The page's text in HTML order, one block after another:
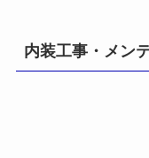
内装工事・メン